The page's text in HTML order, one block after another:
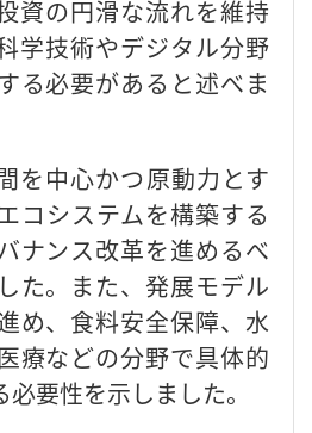
資の円滑な流れを維持
学技術やデジタル分野
る必要があると述べま
を中心かつ原動力とす
コシステムを構築する
ナンス改革を進めるべ
た。また、発展モデル
め、食料安全保障、水
療などの分野で具体的
要性を示しました。